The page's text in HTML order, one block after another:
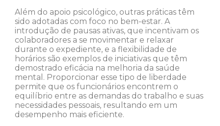
Além do apoio psicológico, outras práticas têm
sido adotadas com foco no bem-estar. A
introdução de pausas ativas, que incentivam os
colaboradores a se movimentar e relaxar
durante o expediente, e a flexibilidade de
horários são exemplos de iniciativas que têm
demostrado eficácia na melhoria da saúde
mental. Proporcionar esse tipo de liberdade
permite que os funcionários encontrem o
equilíbrio entre as demandas do trabalho e suas
necessidades pessoais, resultando em um
desempenho mais eficiente.